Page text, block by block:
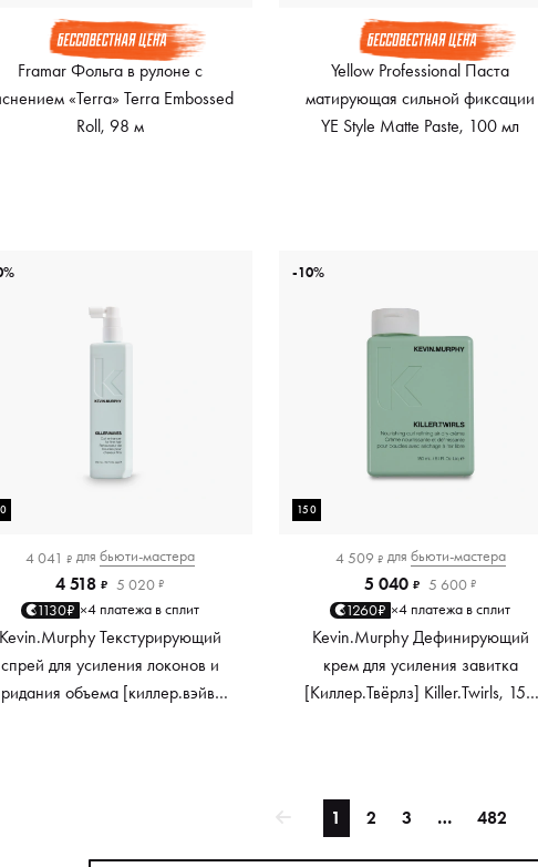
Framar Фольга в рулоне с
«Terra» Terra Embossed
Roll, 98 м
Yellow Professional Паста
матирующая сильной фиксации
YE Style Matte Paste, 100 мл
4 041 ₽ для бьюти-мастера
4 518 ₽ 5 020 ₽
1130₽ ×4 платежа в сплит
Kevin.Murphy Текстурирующий
спрей для усиления локонов и
объема [киллер.вэйвс]
150
4 509 ₽ для бьюти-мастера
5 040 ₽ 5 600 ₽
1260₽ ×4 платежа в сплит
Kevin.Murphy Дефинирующий
крем для усиления завитка
[Киллер.Твёрлз] Killer.Twirls, 150
-10%
1 2 3 … 482